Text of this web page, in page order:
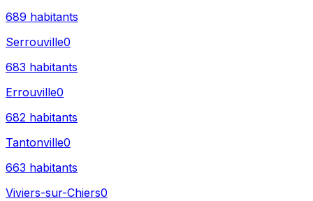
689 habitants
Serrouville0
683 habitants
Errouville0
682 habitants
Tantonville0
663 habitants
Viviers-sur-Chiers0